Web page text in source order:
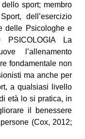
sport; membro
dell’esercizio
delle Psicologhe e
La
l’allenamento
fondamentale non
ma anche per
a qualsiasi livello
età lo si pratica, in
il benessere
(Cox, 2012;